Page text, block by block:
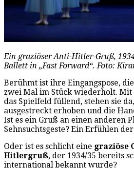
Ein graziöser Anti-Hitler-Gruß,
Ballett in „Fast Forward“. Foto:
Berühmt ist ihre Eingangspose,
zwei Mal im Stück wiederholt. Mit
das Spielfeld füllend, stehen sie
ausgestreckt erhoben und die
Ist es ein Gruß an einen anderen
Sehnsuchtsgeste? Ein Erfühlen
Oder ist es schlicht eine graziöse
Hitlergruß, der 1934/35 bereits
international bekannt wurde?